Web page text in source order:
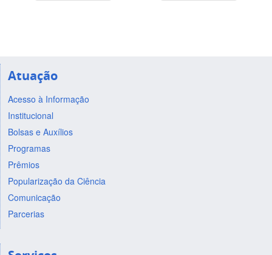
Atuação
Acesso à Informação
Institucional
Bolsas e Auxílios
Programas
Prêmios
Popularização da Ciência
Comunicação
Parcerias